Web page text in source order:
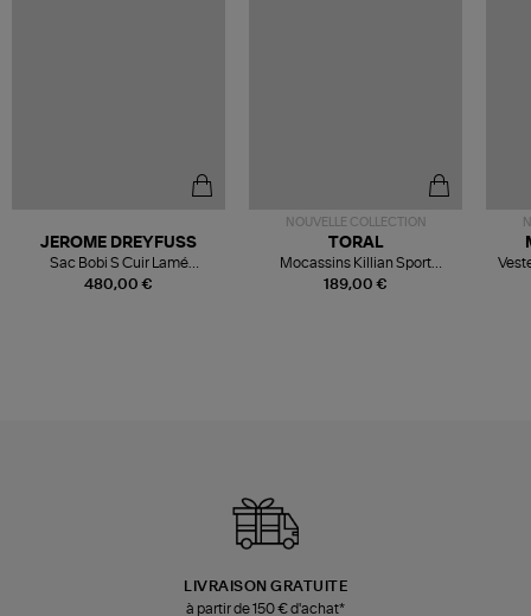
480,00 €
JEROME DREYFUSS
Sac Bobi S Cuir Lamé
Champagne
NOUVELLE COLLECTION
189,00 €
TORAL
Mocassins Killian Sport
Mousse
LIVRAISON GRATUITE
à partir de 150 € d'achat*